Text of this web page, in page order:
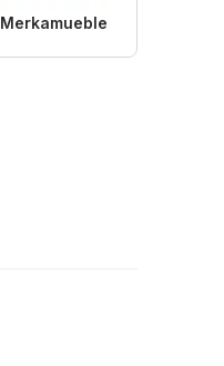
Merkamueble